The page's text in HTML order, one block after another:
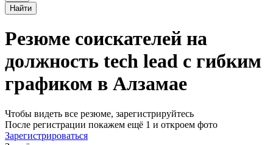
Найти
Резюме соискателей на
должность tech lead с гибким
графиком в Алзамае
Чтобы видеть все резюме, зарегистрируйтесь
После регистрации покажем ещё 1 и откроем фото
Зарегистрироваться